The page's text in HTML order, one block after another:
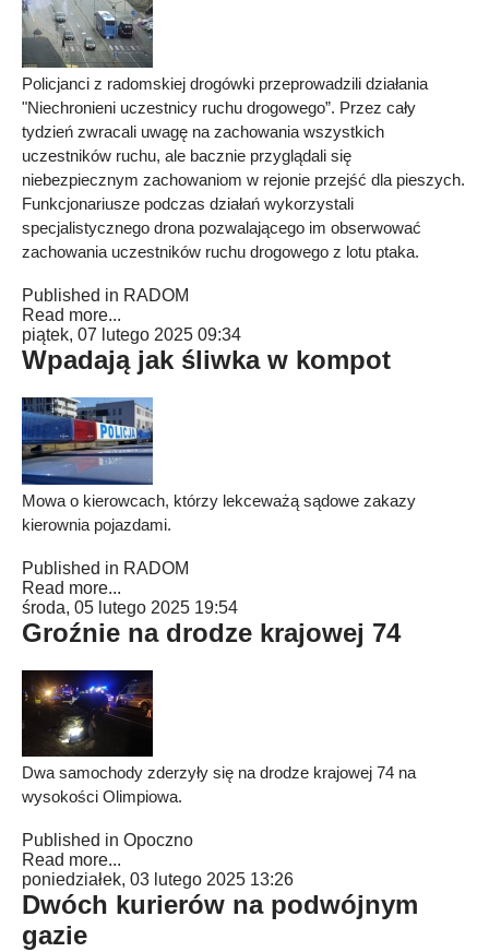
Policjanci z radomskiej drogówki przeprowadzili działania
"Niechronieni uczestnicy ruchu drogowego”. Przez cały
tydzień zwracali uwagę na zachowania wszystkich
uczestników ruchu, ale bacznie przyglądali się
niebezpiecznym zachowaniom w rejonie przejść dla pieszych.
Funkcjonariusze podczas działań wykorzystali
specjalistycznego drona pozwalającego im obserwować
zachowania uczestników ruchu drogowego z lotu ptaka.
Published in RADOM
Read more...
piątek, 07 lutego 2025 09:34
Wpadają jak śliwka w kompot
Mowa o kierowcach, którzy lekceważą sądowe zakazy
kierownia pojazdami.
Published in RADOM
Read more...
środa, 05 lutego 2025 19:54
Groźnie na drodze krajowej 74
Dwa samochody zderzyły się na drodze krajowej 74 na
wysokości Olimpiowa.
Published in Opoczno
Read more...
poniedziałek, 03 lutego 2025 13:26
Dwóch kurierów na podwójnym
gazie